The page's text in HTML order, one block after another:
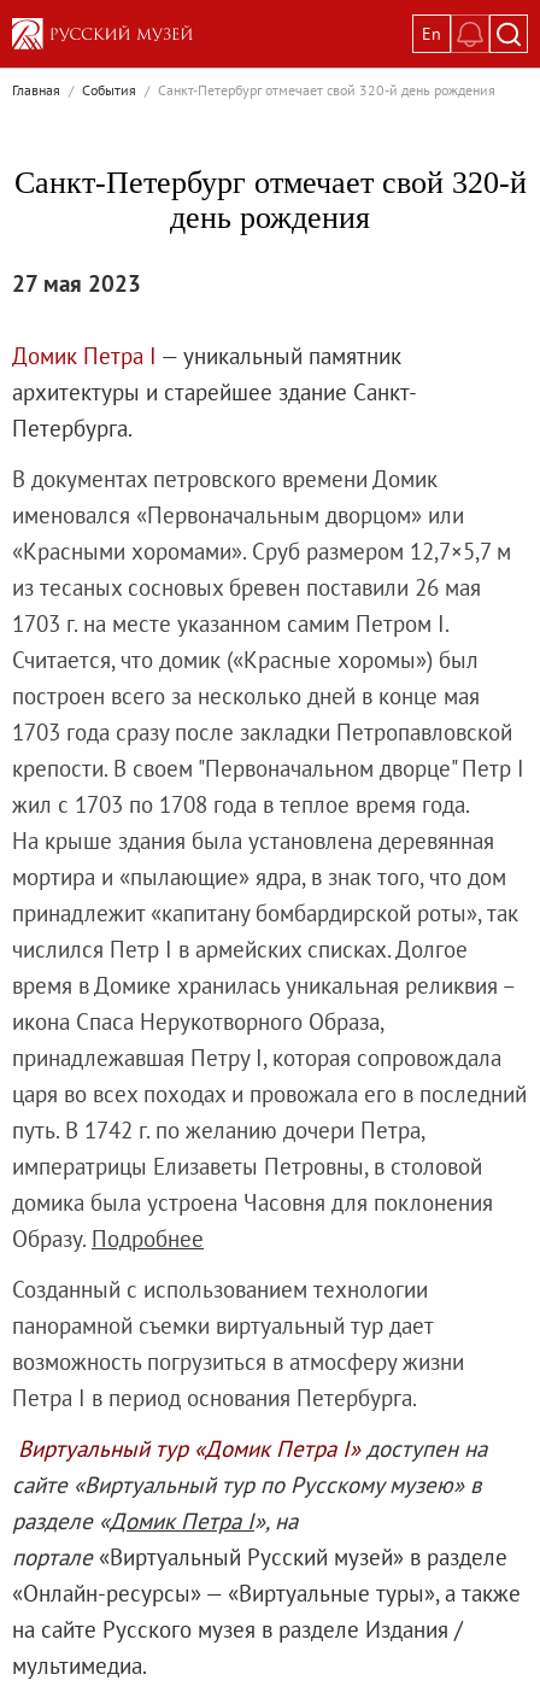
En
Выставки
Пётр Кончаловский. Сад в цвету
Иван Шишкин. Русский лес
Постоянные экспозиции
Постоянная экспозиция «Наш
Древнерусское искусство ХII—XVII
Русское искусство XVIII века
Русское искусство второй половины
Русское народное искусство XVII-XXI
Будущие выставки
Выездные выставки
Садко
Михаил Нестеров
Архив выставок
Степан Эрьзя – скульптор мира. К
Эпоха Императора Александра III и её
Архип Куинджи. Иллюзия света
Русская традиция
Наш авангард
Фёдор Васильев. К 175-летию со дня
Посетителям
Справочная информация
Адреса и часы работы
О билетах, льготах и услугах
Правила покупки и возврата билетов
Правила посещения музея
Высказать мнение / Сообщить о проблеме
Экскурсии
Лекции и абонементы
Лекторий
Лекции
Доступный музей
Программы и мероприятия
Социально-культурные проекты
Для СМИ
О Музее
О музее
Генеральный директор
Главная / События / Санкт-Петербург отмечает свой 320-й день рождения
Санкт-Петербург отмечает свой 320-й
день рождения
27 мая 2023
Домик Петра I — уникальный памятник
архитектуры и старейшее здание Санкт-
Петербурга.
В документах петровского времени Домик
именовался «Первоначальным дворцом» или
«Красными хоромами». Сруб размером 12,7×5,7 м
из тесаных сосновых бревен поставили 26 мая
1703 г. на месте указанном самим Петром I.
Считается, что домик («Красные хоромы») был
построен всего за несколько дней в конце мая
1703 года сразу после закладки Петропавловской
крепости. В своем "Первоначальном дворце" Петр I
жил с 1703 по 1708 года в теплое время года.
На крыше здания была установлена деревянная
мортира и «пылающие» ядра, в знак того, что дом
принадлежит «капитану бомбардирской роты», так
числился Петр I в армейских списках. Долгое
время в Домике хранилась уникальная реликвия –
икона Спаса Нерукотворного Образа,
принадлежавшая Петру I, которая сопровождала
царя во всех походах и провожала его в последний
путь. В 1742 г. по желанию дочери Петра,
императрицы Елизаветы Петровны, в столовой
домика была устроена Часовня для поклонения
Образу. Подробнее
Созданный с использованием технологии
панорамной съемки виртуальный тур дает
возможность погрузиться в атмосферу жизни
Петра I в период основания Петербурга.
Виртуальный тур «Домик Петра I» доступен на
сайте «Виртуальный тур по Русскому музею» в
разделе «Домик Петра I», на
портале «Виртуальный Русский музей» в разделе
«Онлайн-ресурсы» — «Виртуальные туры», а также
на сайте Русского музея в разделе Издания /
мультимедиа.